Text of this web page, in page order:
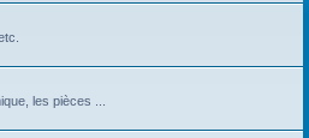
les pièces ...